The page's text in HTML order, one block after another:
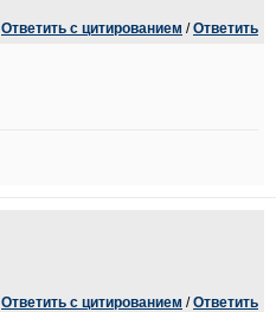
Ответить с цитированием /Ответить
Ответить с цитированием /Ответить